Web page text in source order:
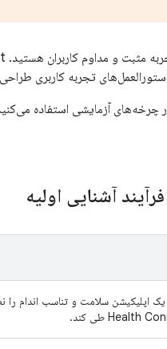
تجربه کاربری
آزمایشی استفاده
یک اپلیکیشن سلامت و تناسب اندام